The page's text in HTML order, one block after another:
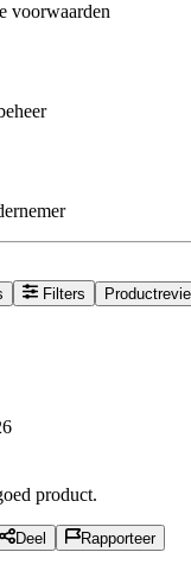
voorwaarden
Filters
product.
Deel Rapporteer